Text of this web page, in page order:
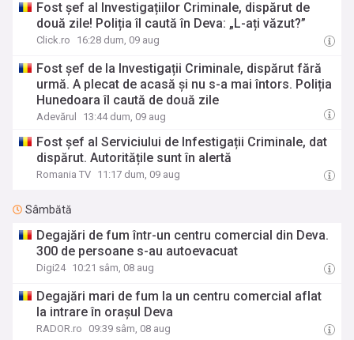
Fost șef al Investigațiilor Criminale, dispărut de
două zile! Poliția îl caută în Deva: „L-ați văzut?”
Click.ro 16:28 dum, 09 aug
Fost șef de la Investigații Criminale, dispărut fără
urmă. A plecat de acasă și nu s-a mai întors. Poliția
Hunedoara îl caută de două zile
Adevărul 13:44 dum, 09 aug
Fost șef al Serviciului de Infestigații Criminale, dat
dispărut. Autoritățile sunt în alertă
Romania TV 11:17 dum, 09 aug
Sâmbătă
Degajări de fum într-un centru comercial din Deva.
300 de persoane s-au autoevacuat
Digi24 10:21 sâm, 08 aug
Degajări mari de fum la un centru comercial aflat
la intrare în oraşul Deva
RADOR.ro 09:39 sâm, 08 aug